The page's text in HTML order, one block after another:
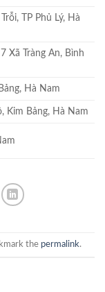
TP Phủ Lý, Hà
Xã Tràng An, Bình
Hà Nam
Kim Bảng, Hà Nam
the permalink.